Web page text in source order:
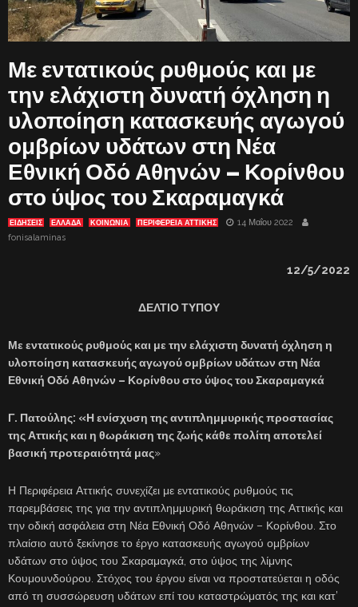
Με εντατικούς ρυθμούς και με
την ελάχιστη δυνατή όχληση η
υλοποίηση κατασκευής αγωγού
ομβρίων υδάτων στη Νέα
Εθνική Οδό Αθηνών – Κορίνθου
στο ύψος του Σκαραμαγκά
ΕΙΔΗΣΕΙΣ ΕΛΛΑΔΑ ΚΟΙΝΩΝΙΑ ΠΕΡΙΦΕΡΕΙΑ ΑΤΤΙΚΗΣ
14 Μαΐου 2022
fonisalaminas
12/5/2022
ΔΕΛΤΙΟ ΤΥΠΟΥ
Με εντατικούς ρυθμούς και με την ελάχιστη δυνατή όχληση η
υλοποίηση κατασκευής αγωγού ομβρίων υδάτων στη Νέα
Εθνική Οδό Αθηνών – Κορίνθου στο ύψος του Σκαραμαγκά
Γ. Πατούλης: «Ηενίσχυση της αντιπλημμυρικής προστασίας
της Αττικής και η θωράκιση της ζωής κάθε πολίτη αποτελεί
βασική προτεραιότητά μας»
Η Περιφέρεια Αττικής συνεχίζει με εντατικούς ρυθμούς τις
παρεμβάσεις της για την αντιπλημμυρική θωράκιση της Αττικής και
την οδική ασφάλεια στη Νέα Εθνική Οδό Αθηνών – Κορίνθου. Στο
πλαίσιο αυτό ξεκίνησε το έργο κατασκευής αγωγού ομβρίων
υδάτων στο ύψος του Σκαραμαγκά, στο ύψος της λίμνης
Κουμουνδούρου. Στόχος του έργου είναι να προστατεύεται η οδός
από τη συσσώρευση υδάτων επί του καταστρώματός της και κατ’